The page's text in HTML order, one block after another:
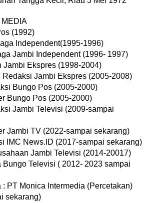
(1992)
Independent(1995-1996)
Jambi Independent (1996- 1997)
Jambi Ekspres (1998-2004)
Jambi Ekspres (2005-2008)
Bungo Pos (2005-2000)
Bungo Pos (2005-2000)
Jambi Televisi (2009-sampai
Jambi TV (2022-sampai sekarang)
IMC News.ID (2017-sampai sekarang)
Jambi Televisi (2014-20017)
Bungo Televisi ( 2012- 2023 sampai
: PT Monica Intermedia (Percetakan)
sekarang)